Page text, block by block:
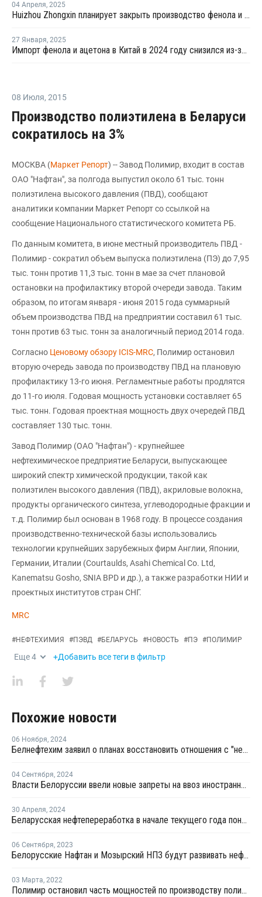
04 Апреля, 2025
Huizhou Zhongxin планирует закрыть производство фенола и ацетона на линии №2 в Китае на ремонт
27 Января, 2025
Импорт фенола и ацетона в Китай в 2024 году снизился из-за роста внутреннего производства
08 Июля, 2015
Производство полиэтилена в Беларуси
сократилось на 3%
МОСКВА (Маркет Репорт) -- Завод Полимир, входит в состав
ОАО "Нафтан", за полгода выпустил около 61 тыс. тонн
полиэтилена высокого давления (ПВД), сообщают
аналитики компании Маркет Репорт со ссылкой на
сообщение Национального статистического комитета РБ.
По данным комитета, в июне местный производитель ПВД -
Полимир - сократил объем выпуска полиэтилена (ПЭ) до 7,95
тыс. тонн против 11,3 тыс. тонн в мае за счет плановой
остановки на профилактику второй очереди завода. Таким
образом, по итогам января - июня 2015 года суммарный
объем производства ПВД на предприятии составил 61 тыс.
тонн против 63 тыс. тонн за аналогичный период 2014 года.
Согласно Ценовому обзору ICIS-MRC, Полимир остановил
вторую очередь завода по производству ПВД на плановую
профилактику 13-го июня. Регламентные работы продлятся
до 11-го июля. Годовая мощность установки составляет 65
тыс. тонн. Годовая проектная мощность двух очередей ПВД
составляет 130 тыс. тонн.
Завод Полимир (ОАО "Нафтан") - крупнейшее
нефтехимическое предприятие Беларуси, выпускающее
широкий спектр химической продукции, такой как
полиэтилен высокого давления (ПВД), акриловые волокна,
продукты органического синтеза, углеводородные фракции и
т.д. Полимир был основан в 1968 году. В процессе создания
производственно-технической базы использовались
технологии крупнейших зарубежных фирм Англии, Японии,
Германии, Италии (Courtaulds, Asahi Chemical Co. Ltd,
Kanematsu Gosho, SNIA BPD и др.), а также разработки НИИ и
проектных институтов стран СНГ.
MRC
#НЕФТЕХИМИЯ #ПЭВД #БЕЛАРУСЬ #НОВОСТЬ #ПЭ #ПОЛИМИР
Еще4 +Добавить все теги в фильтр
Похожие новости
06 Ноября, 2024
Белнефтехим заявил о планах восстановить отношения с "недружественными странами”
04 Сентября, 2024
Власти Белоруссии ввели новые запреты на ввоз иностранной продукции
30 Апреля, 2024
Беларусская нефтепереработка в начале текущего года понесла огромные убытки
06 Сентября, 2023
Белорусские Нафтан и Мозырский НПЗ будут развивать нефтехимию
03 Марта, 2022
Полимир остановил часть мощностей по производству полиэтилена